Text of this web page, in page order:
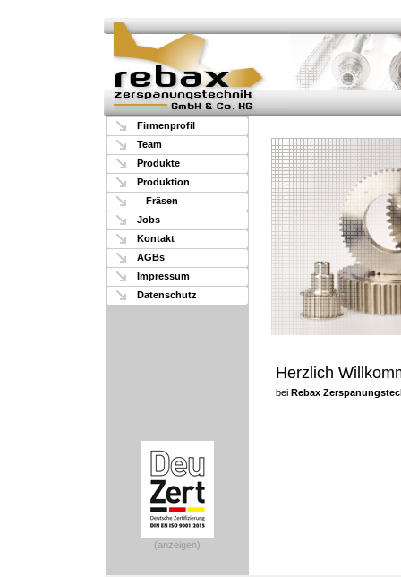
Firmenprofil
Team
Produkte
Produktion
Fräsen
Jobs
Kontakt
AGBs
Impressum
Datenschutz
Herzlich
bei Rebax
(anzeigen)